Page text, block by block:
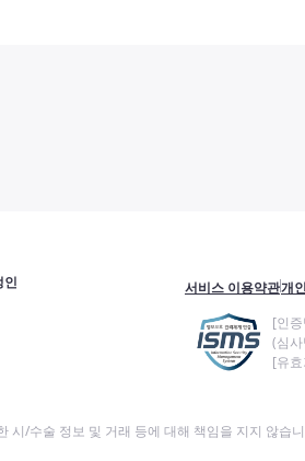
인
서비스 이용약관개
[인
(심
[유
시/수술 정보 및 거래 등에 대해 책임을 지지 않습